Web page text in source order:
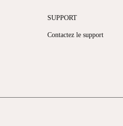
SUPPORT
Contactez le support